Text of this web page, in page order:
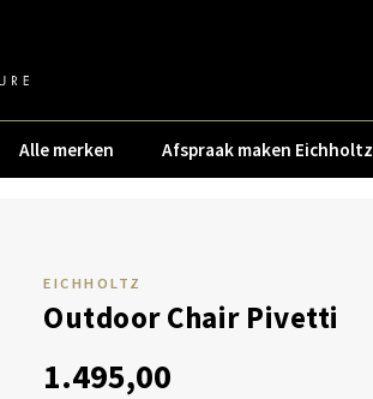
Alle merken Afspraak maken Eichholtz
EICHHOLTZ
Outdoor Chair Pivetti
1.495,00